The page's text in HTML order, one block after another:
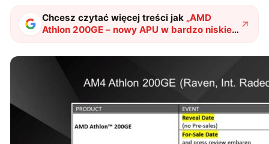
Chcesz czytać więcej treści jak „AMD
Athlon 200GE – nowy APU w bardzo niskiej
cenie"?